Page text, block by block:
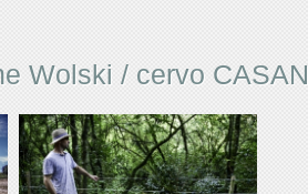
Wolski / cervo CASAN